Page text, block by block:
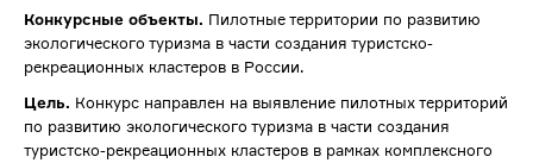
Конкурсные объекты. Пилотные территории по развитию
экологического туризма в части создания туристско-
рекреационных кластеров в России.
Цель. Конкурс направлен на выявление пилотных территорий
по развитию экологического туризма в части создания
туристско-рекреационных кластеров в рамках комплексного